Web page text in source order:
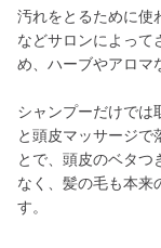
汚れをとるために使
などサロンによって
め、ハーブやアロマ
シャンプーだけでは
と頭皮マッサージで
とで、頭皮のベタつ
なく、髪の毛も本来
す。